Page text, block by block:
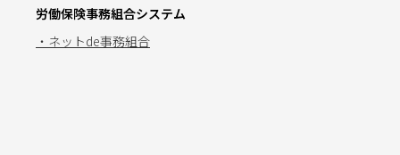
労働保険事務組合システム
・ネットde事務組合